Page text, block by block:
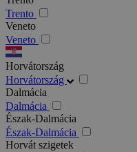
Trento
Veneto
Veneto
Horvátország
Horvátország
Dalmácia
Dalmácia
Észak-Dalmácia
Észak-Dalmácia
Horvát szigetek